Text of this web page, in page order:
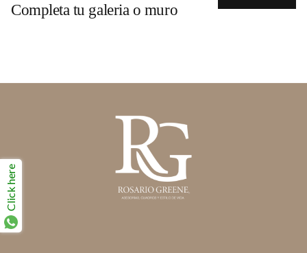
Completa tu galeria o muro
Click here